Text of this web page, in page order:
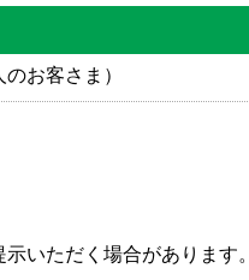
お客さま）
いただく場合があります。